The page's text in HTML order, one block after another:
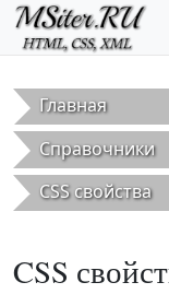
Перейти к
Главная
Справочники
CSS свойства
CSS